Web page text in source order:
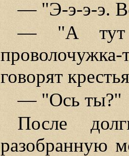
— "Э-э-э-э.
— "А тут
говорят
— "Ось ты?"
После
разобранную